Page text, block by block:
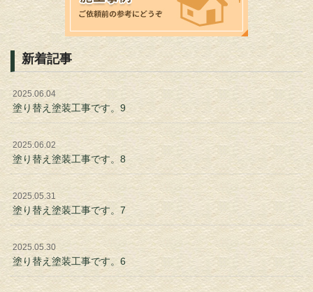
新着記事
2025.06.04
塗り替え塗装工事です。9
2025.06.02
塗り替え塗装工事です。8
2025.05.31
塗り替え塗装工事です。7
2025.05.30
塗り替え塗装工事です。6